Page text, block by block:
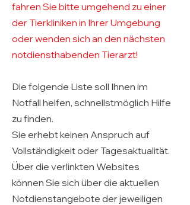
fahren Sie bitte umgehend zu einer
der Tierkliniken in Ihrer Umgebung
oder wenden sich an den nächsten
notdiensthabenden Tierarzt!
Die folgende Liste soll Ihnen im
Notfall helfen, schnellstmöglich Hilfe
zu finden.
Sie erhebt keinen Anspruch auf
Vollständigkeit oder Tagesaktualität.
Über die verlinkten Websites
können Sie sich über die aktuellen
Notdienstangebote der jeweiligen